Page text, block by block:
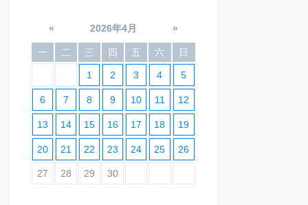
« 2026年4月 »
一 二 三 四 五 六 日
1 2 3 4 5
6 7 8 9 10 11 12
13 14 15 16 17 18 19
20 21 22 23 24 25 26
27 28 29 30